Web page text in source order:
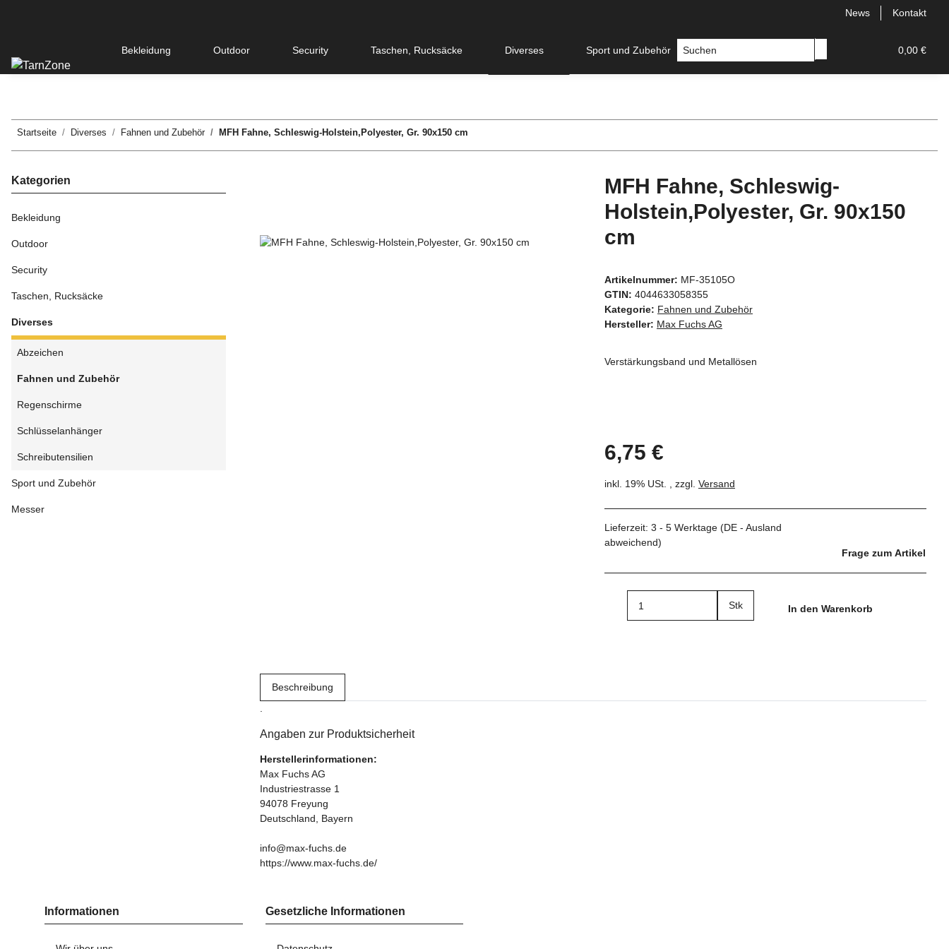
News Kontakt
0,00 €
Bekleidung Outdoor Security Taschen, Rucksäcke Diverses Sport und Zubehör Messer
Startseite Diverses Fahnen und Zubehör MFH Fahne, Schleswig-Holstein,Polyester, Gr. 90x150 cm
MFH Fahne, Schleswig-
Holstein,Polyester, Gr. 90x150
cm
Artikelnummer: MF-35105O
GTIN: 4044633058355
Kategorie: Fahnen und Zubehör
Hersteller: Max Fuchs AG
Verstärkungsband und Metallösen
6,75 €
inkl. 19% USt. , zzgl. Versand
Lieferzeit: 3 - 5 Werktage (DE - Ausland
abweichend)
Frage zum Artikel
Stk In den Warenkorb
Beschreibung
Angaben zur Produktsicherheit
Herstellerinformationen:
Max Fuchs AG
Industriestrasse 1
94078 Freyung
Deutschland, Bayern
info@max-fuchs.de
https://www.max-fuchs.de/
Kategorien
Bekleidung
Outdoor
Security
Taschen, Rucksäcke
Diverses
Abzeichen
Fahnen und Zubehör
Regenschirme
Schlüsselanhänger
Schreibutensilien
Sport und Zubehör
Messer
Informationen Gesetzliche Informationen